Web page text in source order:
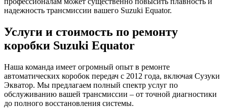
надежность трансмиссии вашего Suzuki Equator.
Услуги и стоимость по ремонту
коробки Suzuki Equator
Наша команда имеет огромный опыт в ремонте
автоматических коробок передач с 2012 года, включая Сузуки
Экватор. Мы предлагаем полный спектр услуг по
обслуживанию вашей трансмиссии – от точной диагностики
до полного восстановления системы.